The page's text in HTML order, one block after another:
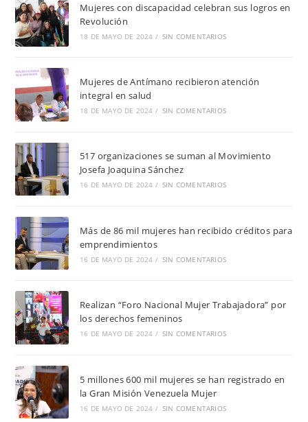
Mujeres con discapacidad celebran sus logros en
Revolución
18 DE MAYO DE 2024 / SIN COMENTARIOS
Mujeres de Antímano recibieron atención
integral en salud
18 DE MAYO DE 2024 / SIN COMENTARIOS
517 organizaciones se suman al Movimiento
Josefa Joaquina Sánchez
16 DE MAYO DE 2024 / SIN COMENTARIOS
Más de 86 mil mujeres han recibido créditos para
emprendimientos
16 DE MAYO DE 2024 / SIN COMENTARIOS
Realizan “Foro Nacional Mujer Trabajadora” por
los derechos femeninos
16 DE MAYO DE 2024 / SIN COMENTARIOS
5 millones 600 mil mujeres se han registrado en
la Gran Misión Venezuela Mujer
16 DE MAYO DE 2024 / SIN COMENTARIOS